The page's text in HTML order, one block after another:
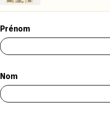
Prénom
Nom